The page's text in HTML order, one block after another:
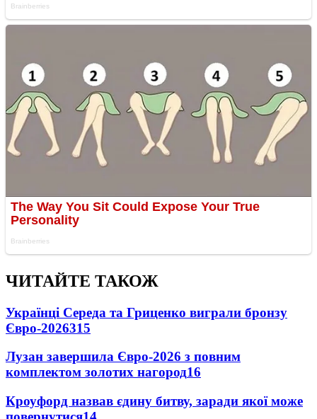
ЧИТАЙТЕ ТАКОЖ
Українці Середа та Гриценко виграли бронзу
Євро-2026315
Лузан завершила Євро-2026 з повним
комплектом золотих нагород16
Кроуфорд назвав єдину битву, заради якої може